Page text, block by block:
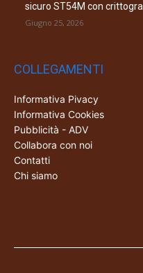
sicuro ST54M con
Giugno 25, 2026
COLLEGAMENTI
Informativa Pivacy
Informativa Cookies
Pubblicità - ADV
Collabora con noi
Contatti
Chi siamo